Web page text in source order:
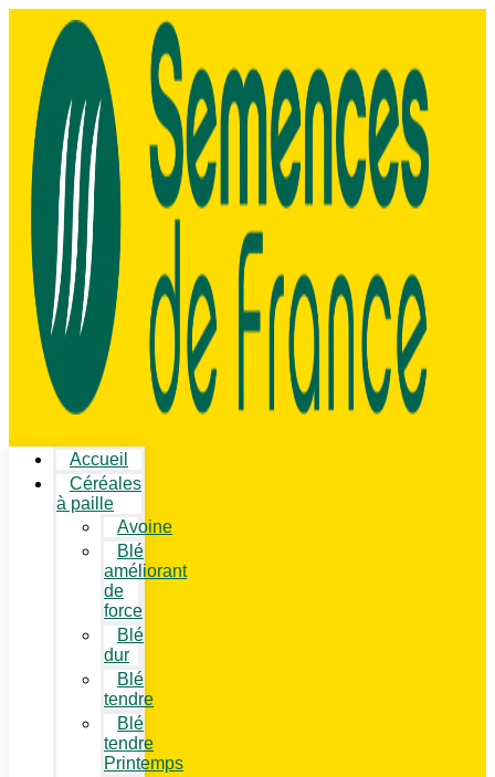
Accueil
Céréales
à paille
Avoine
Blé
améliorant
de
force
Blé
dur
Blé
tendre
Blé
tendre
Printemps